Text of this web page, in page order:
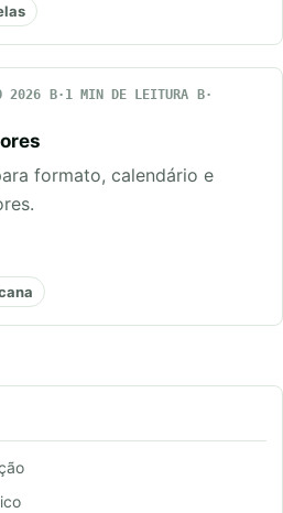
2026
1 MIN DE LEITURA
formato, calendário e